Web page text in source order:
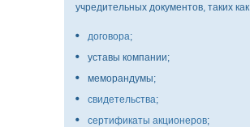
учредительных документов, таких
договора;
уставы компании;
меморандумы;
свидетельства;
сертификаты акционеров;